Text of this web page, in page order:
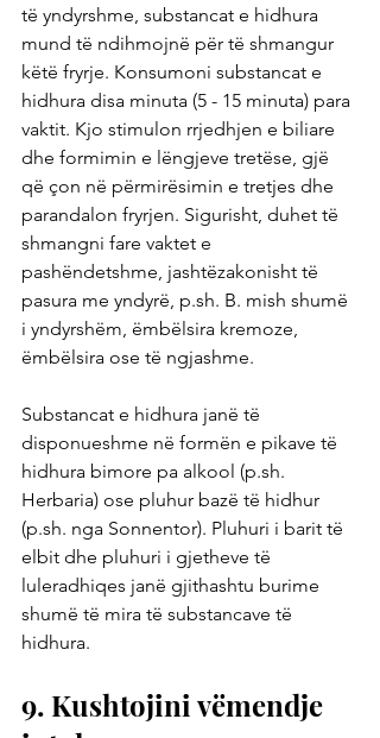
të yndyrshme, substancat e hidhura
mund të ndihmojnë për të shmangur
këtë fryrje. Konsumoni substancat e
hidhura disa minuta (5 - 15 minuta) para
vaktit. Kjo stimulon rrjedhjen e biliare
dhe formimin e lëngjeve tretëse, gjë
që çon në përmirësimin e tretjes dhe
parandalon fryrjen. Sigurisht, duhet të
shmangni fare vaktet e
pashëndetshme, jashtëzakonisht të
pasura me yndyrë, p.sh. B. mish shumë
i yndyrshëm, ëmbëlsira kremoze,
ëmbëlsira ose të ngjashme.
Substancat e hidhura janë të
disponueshme në formën e pikave të
hidhura bimore pa alkool (p.sh.
Herbaria) ose pluhur bazë të hidhur
(p.sh. nga Sonnentor). Pluhuri i barit të
elbit dhe pluhuri i gjetheve të
luleradhiqes janë gjithashtu burime
shumë të mira të substancave të
hidhura.
9. Kushtojini vëmendje